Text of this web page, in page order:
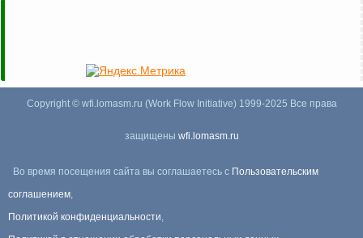
Copyright © wfi.lomasm.ru (Work Flow Initiative) 1999-2025 Все права
защищены wfi.lomasm.ru
Во время посещения сайта вы соглашаетесь с Пользовательским
соглашением,
Политикой конфиденциальности,